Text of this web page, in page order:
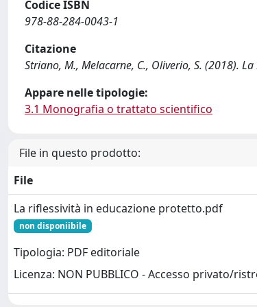
Codice ISBN
978-88-284-0043-1
Citazione
Striano, M., Melacarne, C., Oliverio, S. (2018).
Appare nelle tipologie:
3.1 Monografia o trattato scientifico
File in questo prodotto:
File
La riflessività in educazione protetto.pdf
non disponiibile
Tipologia: PDF editoriale
Licenza: NON PUBBLICO - Accesso privato/